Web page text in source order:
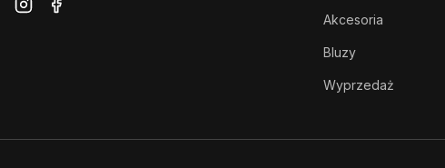
Akcesoria
Bluzy
Wyprzedaż